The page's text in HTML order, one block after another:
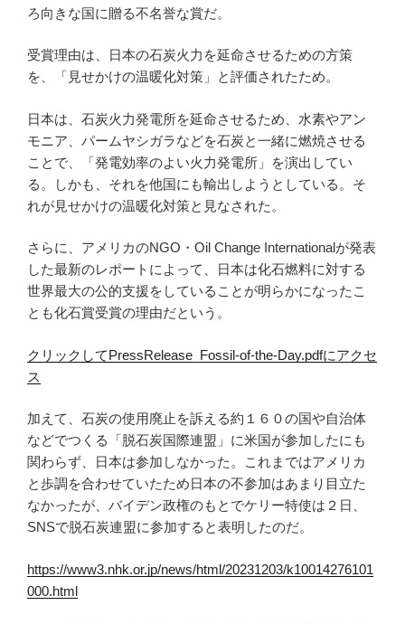
ろ向きな国に贈る不名誉な賞だ。
受賞理由は、日本の石炭火力を延命させるための方策
を、「見せかけの温暖化対策」と評価されたため。
日本は、石炭火力発電所を延命させるため、水素やアン
モニア、パームヤシガラなどを石炭と一緒に燃焼させる
ことで、「発電効率のよい火力発電所」を演出してい
る。しかも、それを他国にも輸出しようとしている。そ
れが見せかけの温暖化対策と見なされた。
さらに、アメリカのNGO・Oil Change Internationalが発表
した最新のレポートによって、日本は化石燃料に対する
世界最大の公的支援をしていることが明らかになったこ
とも化石賞受賞の理由だという。
クリックしてPressRelease_Fossil-of-the-Day.pdfにアクセ
ス
加えて、石炭の使用廃止を訴える約１６０の国や自治体
などでつくる「脱石炭国際連盟」に米国が参加したにも
関わらず、日本は参加しなかった。これまではアメリカ
と歩調を合わせていたため日本の不参加はあまり目立た
なかったが、バイデン政権のもとでケリー特使は２日、
SNSで脱石炭連盟に参加すると表明したのだ。
https://www3.nhk.or.jp/news/html/20231203/k10014276101
000.html